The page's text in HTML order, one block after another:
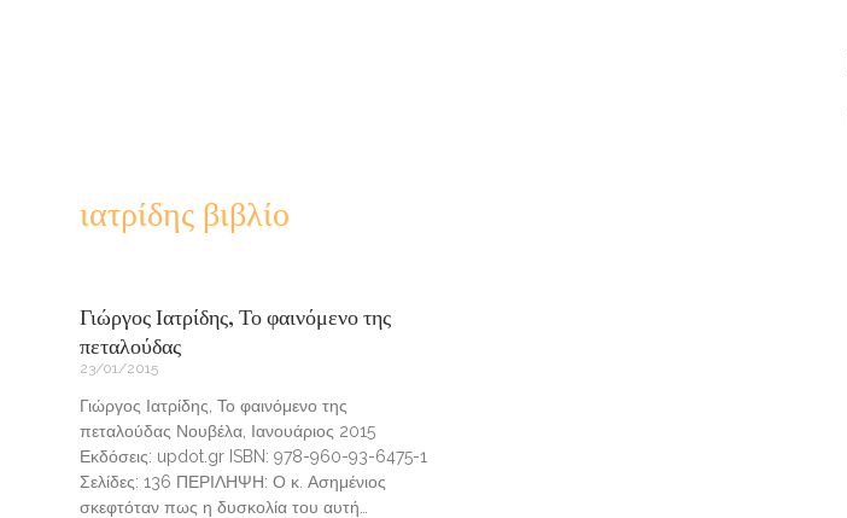
ιατρίδης βιβλίο
Γιώργος Ιατρίδης, Το φαινόμενο της
πεταλούδας
23/01/2015
Γιώργος Ιατρίδης, Το φαινόμενο της
πεταλούδας Νουβέλα, Ιανουάριος 2015
Εκδόσεις: updot.gr ISBN: 978-960-93-6475-1
Σελίδες: 136 ΠΕΡΙΛΗΨΗ: Ο κ. Ασημένιος
σκεφτόταν πως η δυσκολία του αυτή…